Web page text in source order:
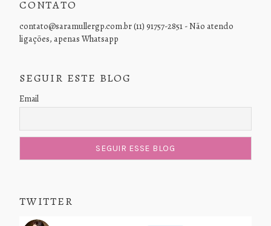
CONTATO
contato@saramullergp.com.br (11) 91757-2851 - Não atendo
ligações, apenas Whatsapp
SEGUIR ESTE BLOG
Email
TWITTER